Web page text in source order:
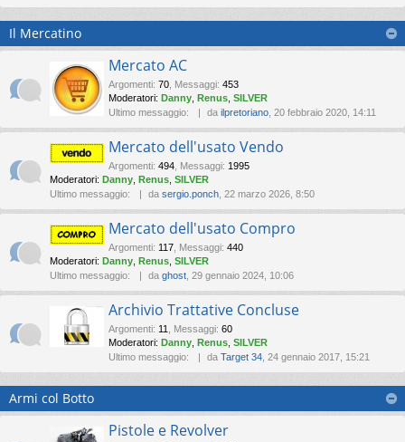
Il Mercatino
Mercato AC
Argomenti: 70 Messaggi: 453
Moderatori: Danny Renus SILVER
Ultimo messaggio:
da ilpretoriano , 20 febbraio 2020, 14:11
Mercato dell'usato Vendo
Argomenti: 494 Messaggi: 1995
Moderatori: Danny Renus SILVER
Ultimo messaggio:
da sergio.ponch , 22 marzo 2026, 8:50
Mercato dell'usato Compro
Argomenti: 117 Messaggi: 440
Moderatori: Danny Renus SILVER
Ultimo messaggio:
da ghost , 29 gennaio 2024, 10:06
Archivio Trattative Concluse
Argomenti: 11 Messaggi: 60
Moderatori: Danny Renus SILVER
Ultimo messaggio:
da Target 34 , 24 gennaio 2017, 15:21
Armi col Botto
Pistole e Revolver